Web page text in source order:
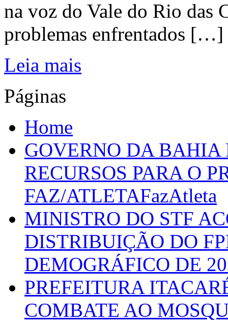
na voz do Vale do Rio das
problemas enfrentados […]
Leia mais
Páginas
Home
GOVERNO DA
RECURSOS PARA O
FAZ/ATLETAFazAtleta
MINISTRO DO STF
DISTRIBUIÇÃO DO
DEMOGRÁFICO DE
PREFEITURA
COMBATE AO